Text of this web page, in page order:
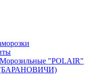
"POLAIR"